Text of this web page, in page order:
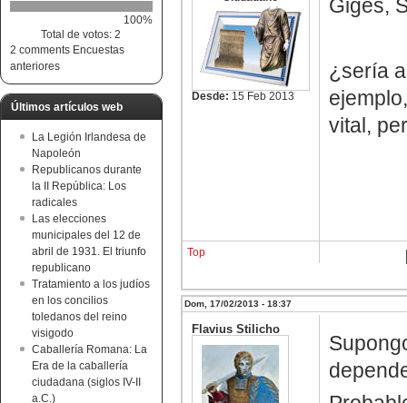
100%
Total de votos: 2
2 comments Encuestas
anteriores
Últimos artículos web
La Legión Irlandesa de
Napoleón
Republicanos durante
la II República: Los
radicales
Las elecciones
municipales del 12 de
abril de 1931. El triunfo
republicano
Tratamiento a los judíos
en los concilios
toledanos del reino
visigodo
Caballería Romana: La
Era de la caballería
ciudadana (siglos IV-II
a.C.)
Desde: 15 Feb 2013
Giges,
¿sería
vital,
Top
Dom, 17/02/2013 - 18:37
Flavius Stilicho